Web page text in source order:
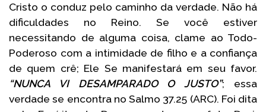
Cristo o conduz pelo caminho da verdade. Não há
dificuldades no Reino. Se você estiver
necessitando de alguma coisa, clame ao Todo-
Poderoso com a intimidade de filho e a confiança
de quem crê; Ele Se manifestará em seu favor.
“NUNCA VI DESAMPARADO O JUSTO”; essa
verdade se encontra no Salmo 37.25 (ARC). Foi dita